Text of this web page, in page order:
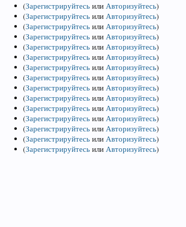
(Зарегистрируйтесь или Авторизуйтесь)
(Зарегистрируйтесь или Авторизуйтесь)
(Зарегистрируйтесь или Авторизуйтесь)
(Зарегистрируйтесь или Авторизуйтесь)
(Зарегистрируйтесь или Авторизуйтесь)
(Зарегистрируйтесь или Авторизуйтесь)
(Зарегистрируйтесь или Авторизуйтесь)
(Зарегистрируйтесь или Авторизуйтесь)
(Зарегистрируйтесь или Авторизуйтесь)
(Зарегистрируйтесь или Авторизуйтесь)
(Зарегистрируйтесь или Авторизуйтесь)
(Зарегистрируйтесь или Авторизуйтесь)
(Зарегистрируйтесь или Авторизуйтесь)
(Зарегистрируйтесь или Авторизуйтесь)
(Зарегистрируйтесь или Авторизуйтесь)